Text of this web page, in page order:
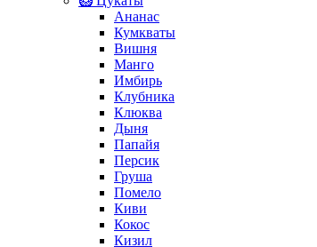
Ананас
Кумкваты
Вишня
Манго
Имбирь
Клубника
Клюква
Дыня
Папайя
Персик
Груша
Помело
Киви
Кокос
Кизил